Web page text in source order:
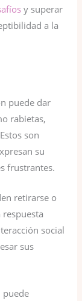
y superar
a la
puede dar
rabietas,
son
su
frustrantes.
retirarse o
social
sus
puede